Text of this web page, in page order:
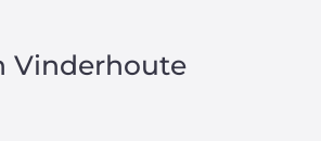
Vinderhoute